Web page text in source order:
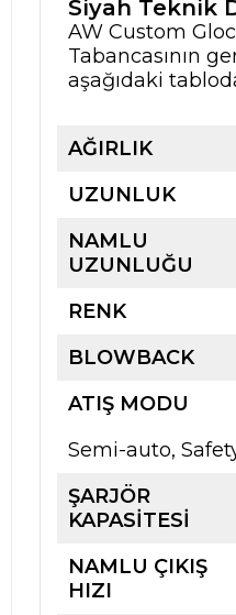
Siyah Teknik
AW Custom
Tabancasının
aşağıdaki
AĞIRLIK
UZUNLUK
NAMLU
UZUNLUĞU
RENK
BLOWBACK
ATIŞ MODU
Semi-auto,
ŞARJÖR
KAPASİTESİ
NAMLU ÇIKIŞ
HIZI